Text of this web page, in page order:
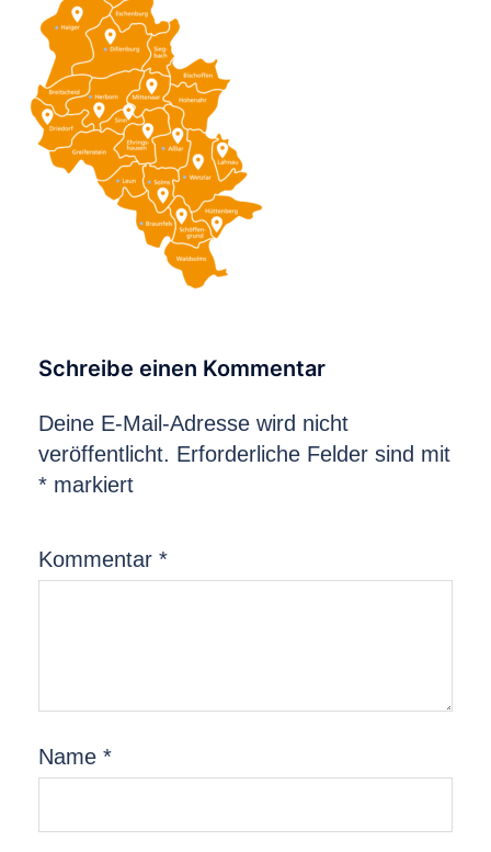
Schreibe einen Kommentar
Deine E-Mail-Adresse wird nicht
veröffentlicht. Erforderliche Felder sind mit
* markiert
Kommentar *
Name *